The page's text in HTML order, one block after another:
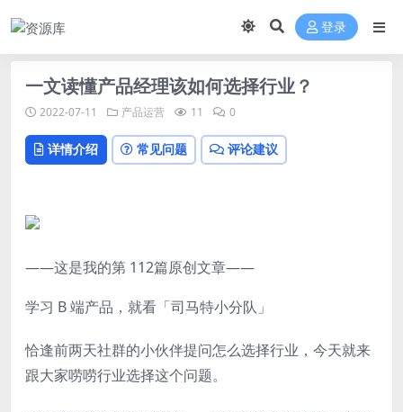
登录
一文读懂产品经理该如何选择行业？
2022-07-11 产品运营 11 0
详情介绍 常见问题 评论建议
——这是我的第 112篇原创文章——
学习 B 端产品，就看「司马特小分队」
恰逢前两天社群的小伙伴提问怎么选择行业，今天就来
跟大家唠唠行业选择这个问题。